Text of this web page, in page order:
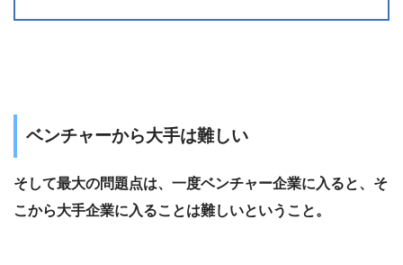
ベンチャーから大手は難しい
そして最大の問題点は、一度ベンチャー企業に入ると、そ
こから大手企業に入ることは難しいということ。